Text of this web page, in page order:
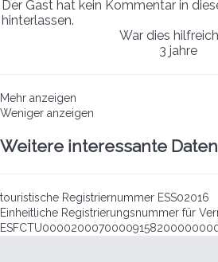
Der Gast hat kein Kommentar in
hinterlassen.
War dies
3 jahre
Mehr anzeigen
Weniger anzeigen
Weitere interessante Daten
touristische Registriernummer ESS02016
Einheitliche Registrierungsnummer für